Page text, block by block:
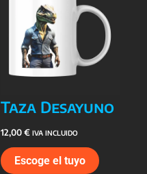
Taza Desayuno
12,00€ IVA INCLUIDO
Escoge el tuyo